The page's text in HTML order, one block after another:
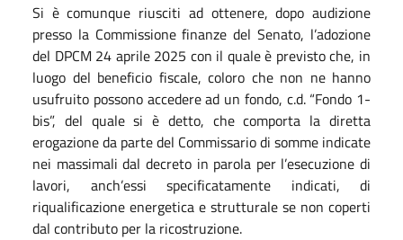
Si è comunque riusciti ad ottenere, dopo audizione
presso la Commissione finanze del Senato, l’adozione
del DPCM 24 aprile 2025 con il quale è previsto che, in
luogo del beneficio fiscale, coloro che non ne hanno
usufruito possono accedere ad un fondo, c.d. “Fondo 1-
bis”, del quale si è detto, che comporta la diretta
erogazione da parte del Commissario di somme indicate
nei massimali dal decreto in parola per l’esecuzione di
lavori, anch’essi specificatamente indicati, di
riqualificazione energetica e strutturale se non coperti
dal contributo per la ricostruzione.